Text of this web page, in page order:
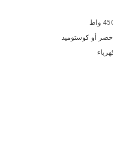
واط
أخضر أو ​​كوستوميد